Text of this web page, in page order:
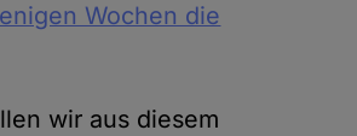
Wochen die
wir aus diesem